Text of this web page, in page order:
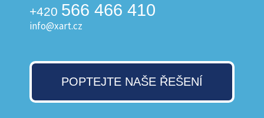
+420 566 466 410
info@xart.cz
POPTEJTE NAŠE ŘEŠENÍ